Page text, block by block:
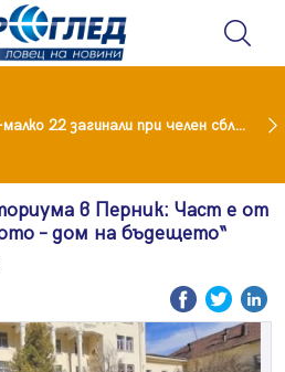
Най-малко 22 загинали при челен сблъсък между два автобуса
в Перник: Част е от
– дом на бъдещето“